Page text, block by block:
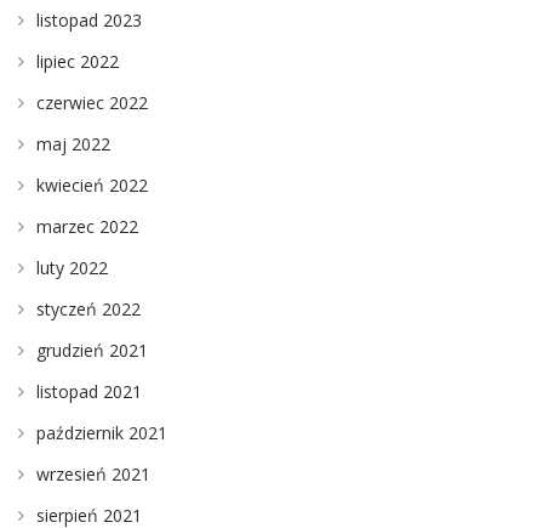
listopad 2023
lipiec 2022
czerwiec 2022
maj 2022
kwiecień 2022
marzec 2022
luty 2022
styczeń 2022
grudzień 2021
listopad 2021
październik 2021
wrzesień 2021
sierpień 2021